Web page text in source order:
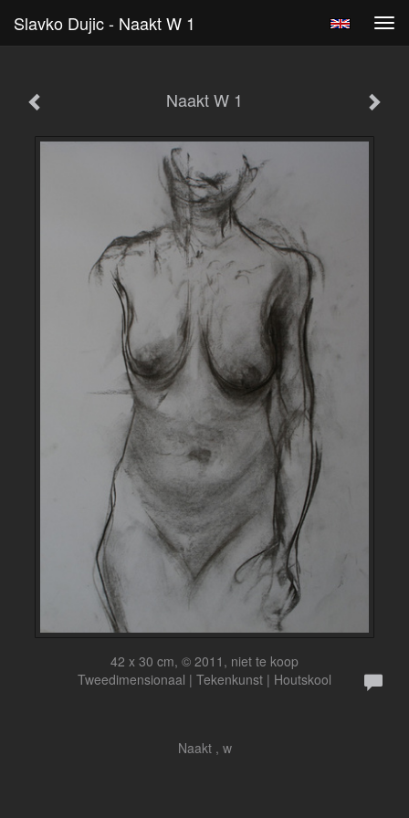
Slavko Dujic - Naakt W 1
Naakt W 1
42 x 30 cm, © 2011, niet te koop
Tweedimensionaal | Tekenkunst | Houtskool
Naakt , w